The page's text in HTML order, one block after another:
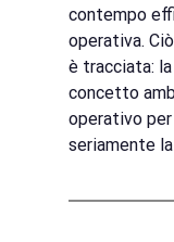
contempo
operativa.
è tracciata:
concetto
operativo
seriamente